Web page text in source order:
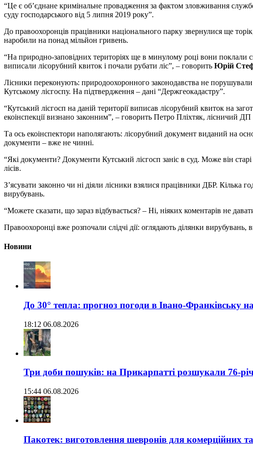
“Це є об’єднане кримінальне провадження за фактом зловживання
суду господарського від 5 липня 2019 року”.
До правоохоронців працівники національного парку звернулися ще
наробили на понад мільйон гривень.
“На природно-заповідних територіях ще в минулому році вони
виписали лісорубний квиток і почали рубати ліс”, – говорить Юрій
Лісники переконують: природоохоронного законодавства не
Кутському лісгоспу. На підтвердження – дані “Держгеокадастру”.
“Кутський лісгосп на даній території виписав лісорубний квиток на
екоінспекції визнано законним”, – говорить Петро Пліхтяк, лісничий ДП
Та ось екоінспектори наполягають: лісорубний документ виданий на
документи – вже не чинні.
“Які документи? Документи Кутський лісгосп заніс в суд. Може він
лісів.
З’ясувати законно чи ні діяли лісники взялися працівники ДБР. Кілька
вирубувань.
“Можете сказати, що зараз відбувається? – Ні, ніяких коментарів не
Правоохоронці вже розпочали слідчі дії: оглядають ділянки
Новини
До 30° тепла: прогноз погоди в Івано-Франківську
18:12 06.08.2026
Три доби пошуків: на Прикарпатті розшукали 76-
15:44 06.08.2026
Пакотек: виготовлення шевронів для комерційних